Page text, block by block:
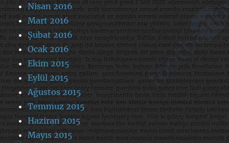
Nisan 2016
Mart 2016
Şubat 2016
Ocak 2016
Ekim 2015
Eylül 2015
Ağustos 2015
Temmuz 2015
Haziran 2015
Mayıs 2015